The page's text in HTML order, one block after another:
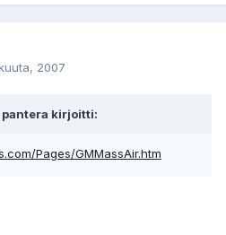
2007
kirjoitti:
Pages/GMMassAir.htm